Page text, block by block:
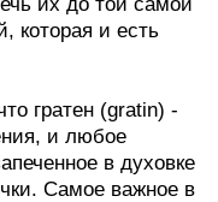
которая и есть
гратен (gratin) -
и любое
в духовке
Самое важное в